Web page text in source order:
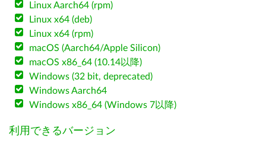
Linux Aarch64 (rpm)
Linux x64 (deb)
Linux x64 (rpm)
macOS (Aarch64/Apple Silicon)
macOS x86_64 (10.14以降)
Windows (32 bit, deprecated)
Windows Aarch64
Windows x86_64 (Windows 7以降)
利用できるバージョン